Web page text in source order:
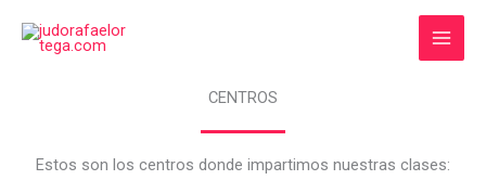
CENTROS
Estos son los centros donde impartimos nuestras clases: